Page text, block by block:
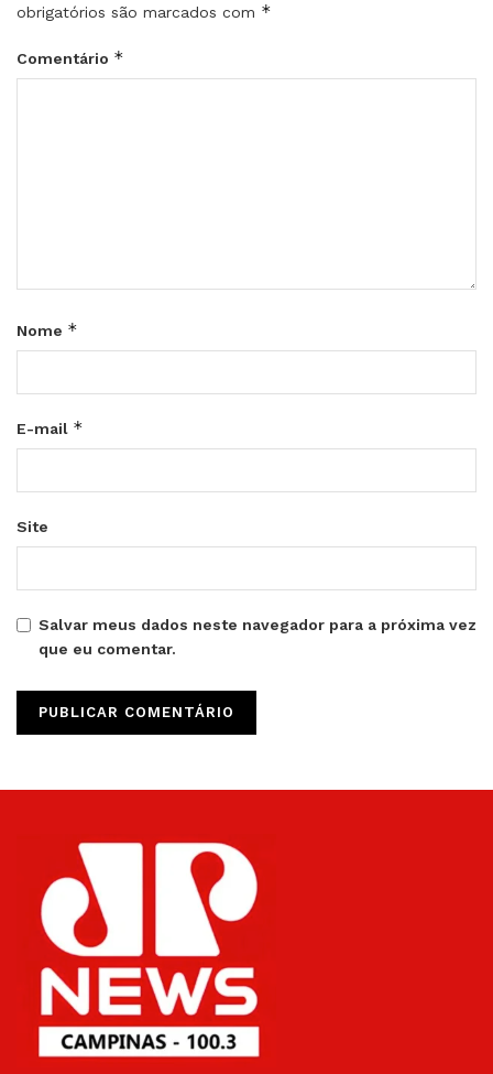
obrigatórios são marcados com *
Comentário *
Nome *
E-mail *
Site
Salvar meus dados neste navegador para a próxima vez
que eu comentar.